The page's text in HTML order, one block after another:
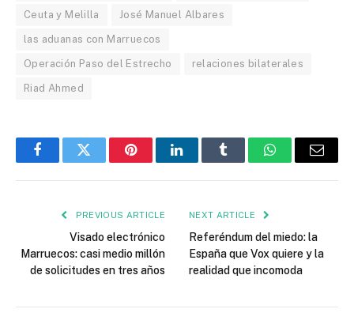
Ceuta y Melilla José Manuel Albares
las aduanas con Marruecos
Operación Paso del Estrecho relaciones bilaterales
Riad Ahmed
FacebookTwitter PinterestLinkedInTumblr WhatsAppEmail
PREVIOUS ARTICLE
Visado electrónico
Marruecos: casi medio millón
de solicitudes en tres años
NEXT ARTICLE
Referéndum del miedo: la
España que Vox quiere y la
realidad que incomoda